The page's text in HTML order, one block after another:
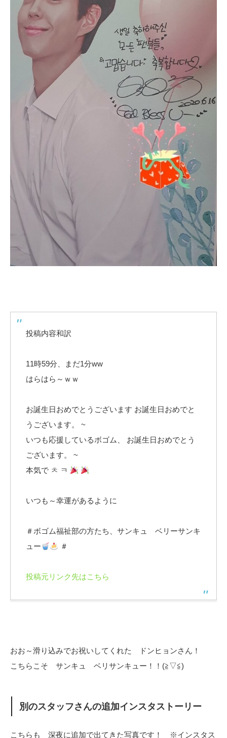
投稿内容和訳
11時59分、まだ1分ww
はらはら～ｗｗ
お誕生日おめでとうございます お誕生日おめでと
うございます。 ~
いつも応援しているボゴム、 お誕生日おめでとう
ございます。 ~
本気で ㅊ ㅋ
いつも～幸運があるように
＃ボゴム福祉部の方たち、サンキュ ベリーサンキ
ュー
＃
投稿元リンク先はこちら
おお～滑り込みでお祝いしてくれた ドンヒョンさん！
こちらこそ サンキュ ベリサンキュー！！(≧▽≦)
別のスタッフさんの追加インスタストーリー
こちらも 深夜に追加で出てきた写真です！ ※インスタス